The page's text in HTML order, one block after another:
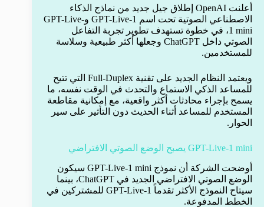
أعلنت OpenAI إطلاق جيل جديد من نماذج الذكاء
الاصطناعي الصوتية تحت اسم GPT-Live-1 وGPT-Live-
1 mini، في خطوة تستهدف تطوير تجربة التفاعل
الصوتي داخل ChatGPT وجعلها أكثر طبيعية وسلاسة
للمستخدمين.
ويعتمد النظام الجديد على تقنية Full-Duplex التي تتيح
للمساعد الذكي الاستماع والتحدث في الوقت نفسه، ما
يسمح بإجراء محادثات أكثر واقعية، مع إمكانية مقاطعة
المستخدم للمساعد أثناء الحديث دون التأثير على سير
الحوار.
GPT-Live-1 mini يصبح الوضع الصوتي الافتراضي
أوضحت الشركة أن نموذج GPT-Live-1 mini سيكون
الوضع الصوتي الافتراضي الجديد في ChatGPT، بينما
سيتاح النموذج الأكثر تقدماً GPT-Live-1 للمشتركين في
الخطط المدفوعة.